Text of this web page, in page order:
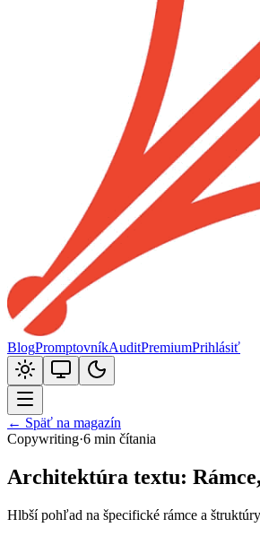
BlogPromptovníkAuditPremiumPrihlásiť
← Späť na magazín
Copywriting·6 min čítania
Architektúra textu:
Hlbší pohľad na špecifické rámce a